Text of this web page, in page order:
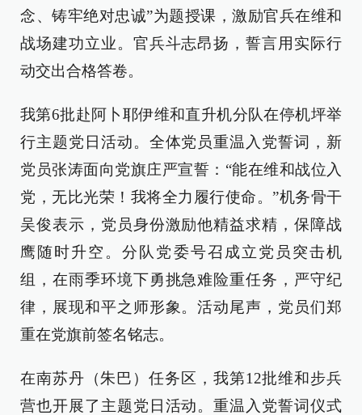
念、铸牢绝对忠诚”为题授课，激励官兵在维和
战场建功立业。官兵斗志昂扬，誓言用实际行
动交出合格答卷。
我第6批赴阿卜耶伊维和直升机分队在停机坪举
行主题党日活动。全体党员重温入党誓词，新
党员张涛面向党旗庄严宣誓：“能在维和战位入
党，无比光荣！我将全力履行使命。”机务骨干
吴俊表示，党员身份激励他精益求精，保障战
鹰随时升空。分队党委号召成立党员突击机
组，在雨季环境下勇挑急难险重任务，严守纪
律，展现和平之师形象。活动尾声，党员们郑
重在党旗前签名铭志。
在南苏丹（朱巴）任务区，我第12批维和步兵
营也开展了主题党日活动。重温入党誓词仪式